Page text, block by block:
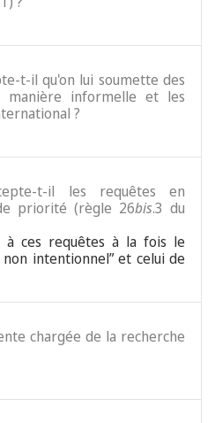
t-il qu'on lui soumette des
manière informelle et les
?
t-il les requêtes en
priorité (règle 26bis.3 du
à ces requêtes à la fois le
intentionnel” et celui de
chargée de la recherche